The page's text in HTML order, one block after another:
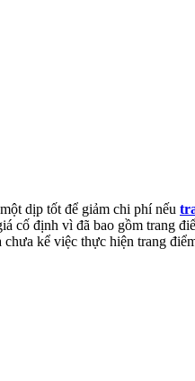
dịp tốt để giảm chi phí nếu
cố định vì đã bao gồm trang
kể việc thực hiện trang